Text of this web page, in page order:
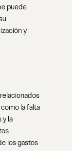
puede
y
la falta
y la
los gastos